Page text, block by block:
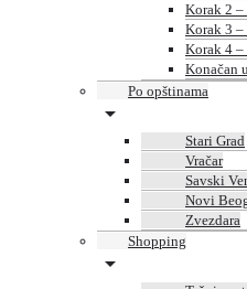
Korak 2 –
Korak 3 –
Korak 4 –
Konačan
Po opštinama
Stari Grad
Vračar
Savski
Novi
Zvezdara
Shopping